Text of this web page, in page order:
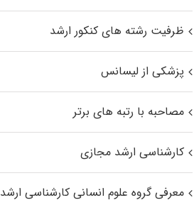
ظرفیت رشته های کنکور ارشد
پزشکی از لیسانس
مصاحبه با رتبه های برتر
کارشناسی ارشد مجازی
معرفی گروه علوم انسانی کارشناسی ارشد